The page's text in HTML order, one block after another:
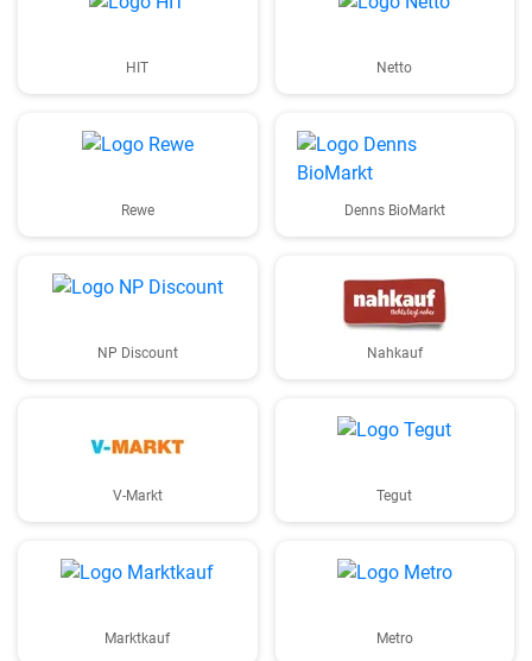
HIT Netto
Rewe Denns BioMarkt
NP Discount Nahkauf
V-Markt Tegut
Marktkauf Metro